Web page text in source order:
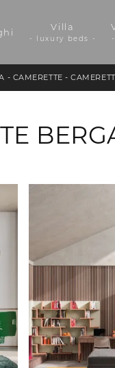
Villa
- luxury beds -
- CAMERETTE -